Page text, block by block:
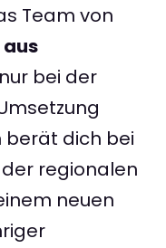
Team von
bei der
berät dich bei
regionalen
neuen